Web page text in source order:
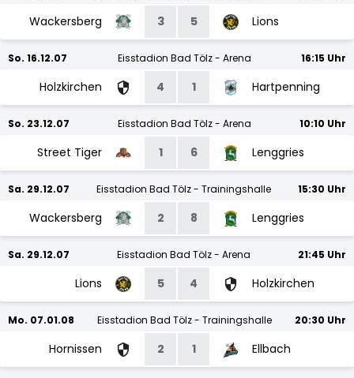
Wackersberg 3 5 Lions
So. 16.12.07 Eisstadion Bad Tölz - Arena 16:15 Uhr
Holzkirchen 4 1 Hartpenning
So. 23.12.07 Eisstadion Bad Tölz - Arena 10:10 Uhr
Street Tiger 1 6 Lenggries
Sa. 29.12.07 Eisstadion Bad Tölz - Trainingshalle 15:30 Uhr
Wackersberg 2 8 Lenggries
Sa. 29.12.07 Eisstadion Bad Tölz - Arena 21:45 Uhr
Lions 5 4 Holzkirchen
Mo. 07.01.08 Eisstadion Bad Tölz - Trainingshalle 20:30 Uhr
Hornissen 2 1 Ellbach